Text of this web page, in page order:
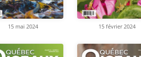
15 mai 2024 15 février 2024